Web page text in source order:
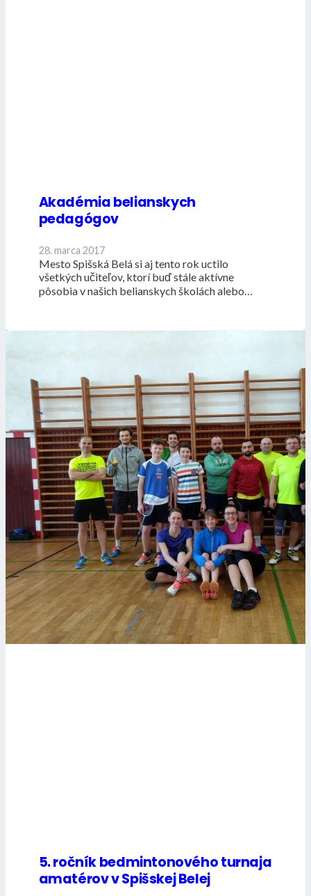
Akadémia belianskych
pedagógov
28. marca 2017
Mesto Spišská Belá si aj tento rok uctilo
všetkých učiteľov, ktorí buď stále aktívne
pôsobia v našich belianskych školách alebo…
5. ročník bedmintonového turnaja
amatérov v Spišskej Belej